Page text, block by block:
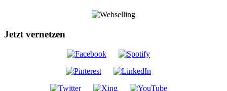
Jetzt vernetzen